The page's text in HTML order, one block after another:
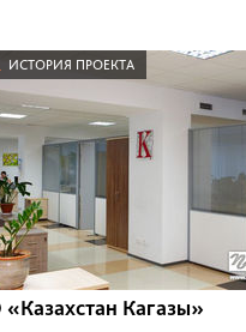
ИСТОРИЯ ПРОЕКТА
Кагазы»